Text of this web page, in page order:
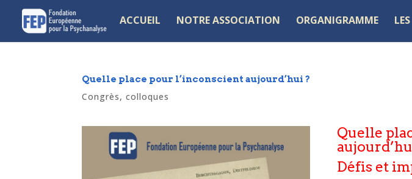
ACCUEIL NOTRE ASSOCIATION ORGANIGRAMME
Quelle place pour l’inconscient aujourd’hui ?
Congrès, colloques
Quelle
Défis et